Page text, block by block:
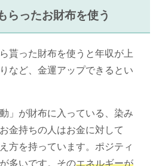
らったお財布を使う
貰った財布を使うと年収が上
など、金運アップできるとい
」が財布に入っている、染み
金持ちの人はお金に対して
方を持っています。ポジティ
多いです。そのエネルギーが